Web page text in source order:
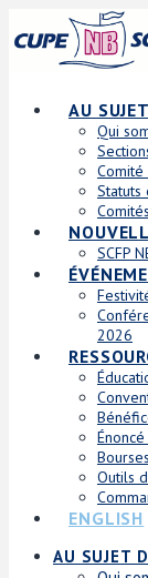
AU
Qui
Comité
Statuts
Comités
SCFP
2026
Outils
ENGLISH
AU SUJET